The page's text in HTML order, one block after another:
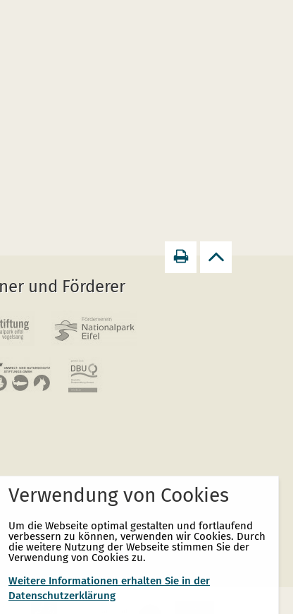
und Förderer
Verwendung von Cookies
Um die Webseite optimal gestalten und fortlaufend
verbessern zu können, verwenden wir Cookies. Durch
die weitere Nutzung der Webseite stimmen Sie der
Verwendung von Cookies zu.
Weitere Informationen erhalten Sie in der
Datenschutzerklärung